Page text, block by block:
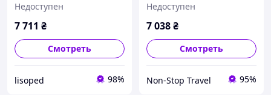
Недоступен
7 711 ₴
Смотреть
lisoped 98%
Недоступен
7 038₴
Смотреть
Non-Stop Travel 95%